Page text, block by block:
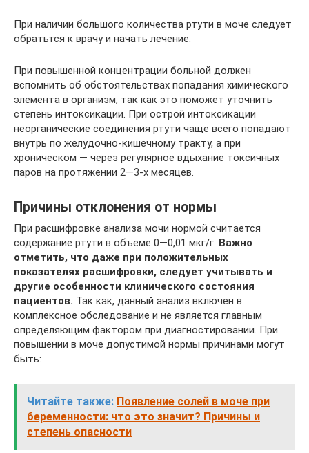
При наличии большого количества ртути в моче следует
обратьтся к врачу и начать лечение.
При повышенной концентрации больной должен
вспомнить об обстоятельствах попадания химического
элемента в организм, так как это поможет уточнить
степень интоксикации. При острой интоксикации
неорганические соединения ртути чаще всего попадают
внутрь по желудочно-кишечному тракту, а при
хроническом — через регулярное вдыхание токсичных
паров на протяжении 2—3-х месяцев.
Причины отклонения от нормы
При расшифровке анализа мочи нормой считается
содержание ртути в объеме 0—0,01 мкг/г. Важно
отметить, что даже при положительных
показателях расшифровки, следует учитывать и
другие особенности клинического состояния
пациентов. Так как, данный анализ включен в
комплексное обследование и не является главным
определяющим фактором при диагностировании. При
повышении в моче допустимой нормы причинами могут
быть:
Читайте также: Появление солей в моче при
беременности: что это значит? Причины и
степень опасности